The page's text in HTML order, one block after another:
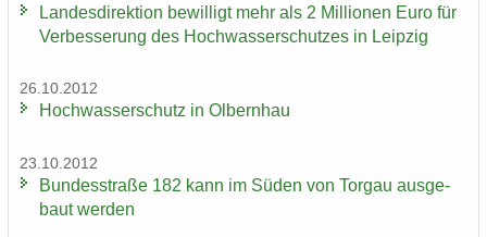
Lan­des­di­rek­ti­on be­wil­ligt mehr als 2 Mil­lio­nen Euro für
Ver­bes­se­rung des Hoch­was­ser­schut­zes in Leip­zig
26.10.2012
Hoch­was­ser­schutz in Ol­bern­hau
23.10.2012
Bun­des­stra­ße 182 kann im Süden von Tor­gau aus­ge­
baut wer­den